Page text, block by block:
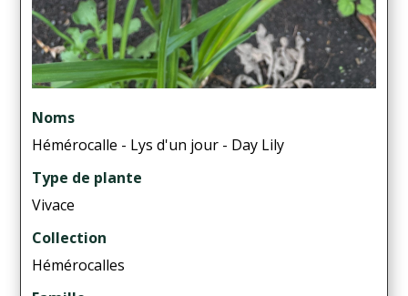
Noms
Hémérocalle - Lys d'un jour - Day Lily
Type de plante
Vivace
Collection
Hémérocalles